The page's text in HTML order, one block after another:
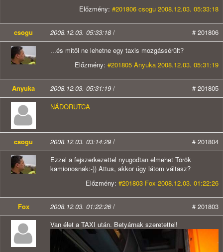
Előzmény: #201806 csogu 2008.12.03. 05:33:18
csogu 2008.12.03. 05:33:18 /
# 201806
...és mitől ne lehetne egy taxis mozgássérült?
Előzmény: #201805 Anyuka 2008.12.03. 05:31:19
Anyuka 2008.12.03. 05:31:19 /
# 201805
NÁDORUTCA
csogu 2008.12.03. 03:14:29 /
# 201804
Ezzel a fejszerkezettel nyugodtan elmehet Török
kamionosnak:-)) Attus, akkor úgy látom váltasz?
Előzmény: #201803 Fox 2008.12.03. 01:22:26
Fox 2008.12.03. 01:22:26/
# 201803
Van élet a TAXI után. Betyárnak szeretettel!